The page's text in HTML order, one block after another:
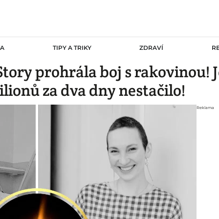
TIPY A TRIKY ZDRAVÍ
prohrála boj s rakovinou!
za dva dny nestačilo!
Reklama